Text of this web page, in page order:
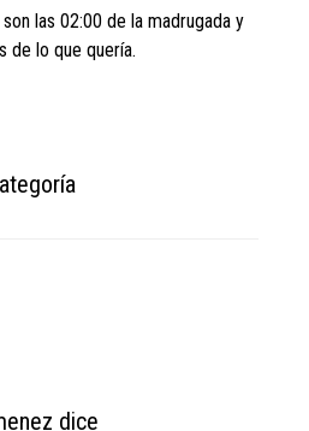
las 02:00 de la madrugada y
de lo que quería.
dice